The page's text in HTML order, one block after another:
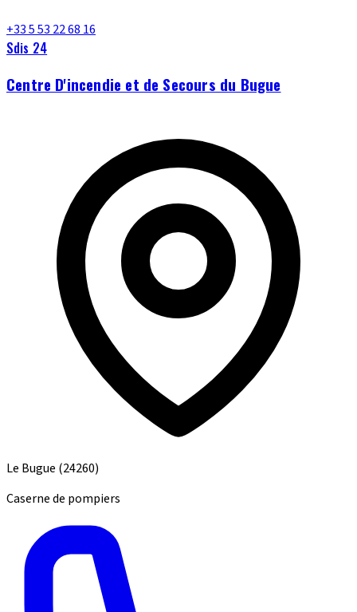
+33 5 53 22 68 16
Sdis 24
Centre D'incendie et de Secours du Bugue
Le Bugue (24260)
Caserne de pompiers